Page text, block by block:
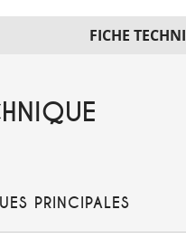
FICHE
PRINCIPALES